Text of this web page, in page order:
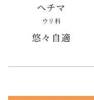
ヘチマ
ウリ科
悠々自適